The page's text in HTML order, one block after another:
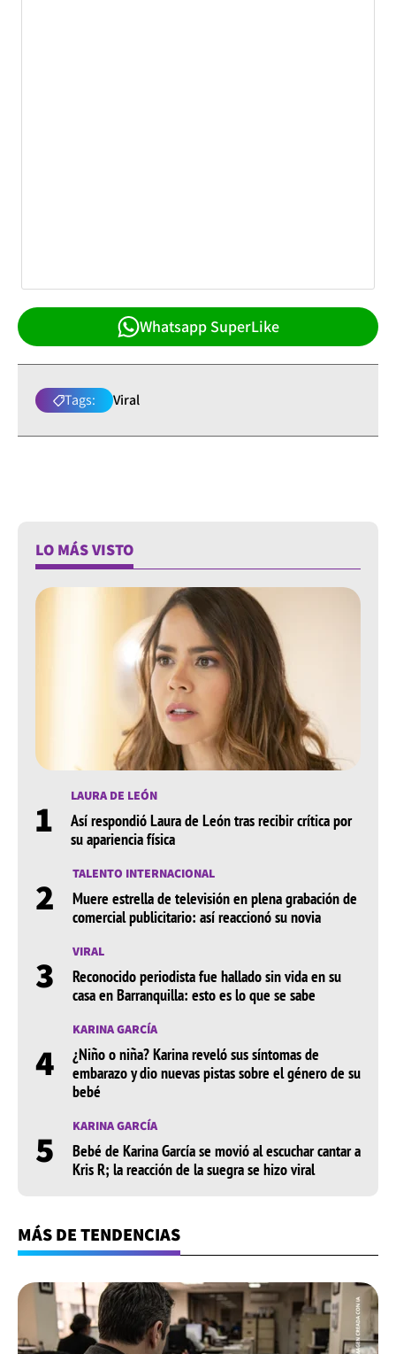
Whatsapp SuperLike
Tags: Viral
LO MÁS VISTO
1 LAURA DE LEÓN
Así respondió Laura de León tras recibir crítica por
su apariencia física
2 TALENTO INTERNACIONAL
Muere estrella de televisión en plena grabación de
comercial publicitario: así reaccionó su novia
3 VIRAL
Reconocido periodista fue hallado sin vida en su
casa en Barranquilla: esto es lo que se sabe
4
KARINA GARCÍA
¿Niño o niña? Karina reveló sus síntomas de
embarazo y dio nuevas pistas sobre el género de su
bebé
5 KARINA GARCÍA
Bebé de Karina García se movió al escuchar cantar a
Kris R; la reacción de la suegra se hizo viral
MÁS DE TENDENCIAS